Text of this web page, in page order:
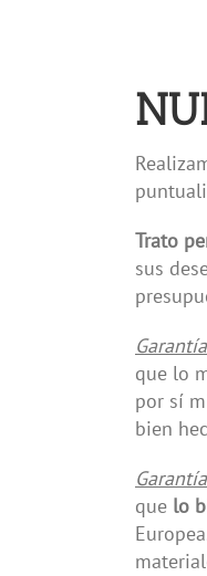
Trato
sus
que lo
por sí
bien
que lo